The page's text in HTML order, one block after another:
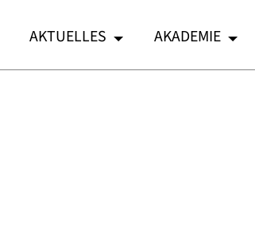
AKTUELLES AKADEMIE